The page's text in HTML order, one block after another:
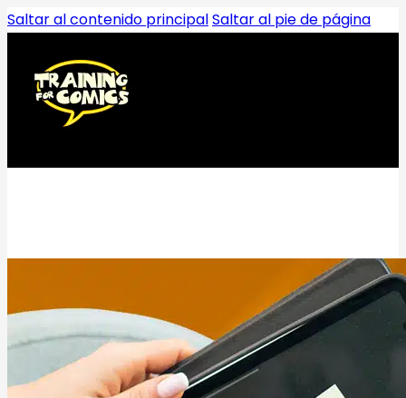
Saltar al contenido principalSaltar al pie de página